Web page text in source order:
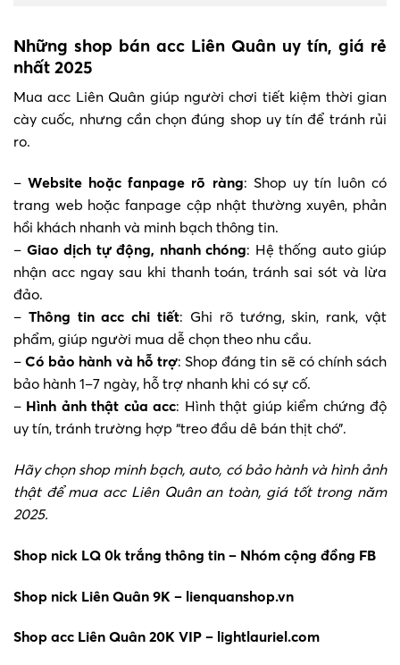
Những shop bán acc Liên Quân uy tín, giá rẻ
nhất 2025
Mua acc Liên Quân giúp người chơi tiết kiệm thời gian
cày cuốc, nhưng cần chọn đúng shop uy tín để tránh rủi
ro.
–Website hoặc fanpage rõ ràng: Shop uy tín luôn có
trang web hoặc fanpage cập nhật thường xuyên, phản
hồi khách nhanh và minh bạch thông tin.
– Giao dịch tự động, nhanh chóng: Hệ thống auto giúp
nhận acc ngay sau khi thanh toán, tránh sai sót và lừa
đảo.
– Thông tin acc chi tiết: Ghi rõ tướng, skin, rank, vật
phẩm, giúp người mua dễ chọn theo nhu cầu.
–Có bảo hành và hỗ trợ: Shop đáng tin sẽ có chính sách
bảo hành 1–7 ngày, hỗ trợ nhanh khi có sự cố.
– Hình ảnh thật của acc: Hình thật giúp kiểm chứng độ
uy tín, tránh trường hợp “treo đầu dê bán thịt chó”.
Hãy chọn shop minh bạch, auto, có bảo hành và hình ảnh
thật để mua acc Liên Quân an toàn, giá tốt trong năm
2025.
Shop nick LQ 0k trắng thông tin – Nhóm cộng đồng FB
Shop nick Liên Quân 9K – lienquanshop.vn
Shop acc Liên Quân 20K VIP – lightlauriel.com